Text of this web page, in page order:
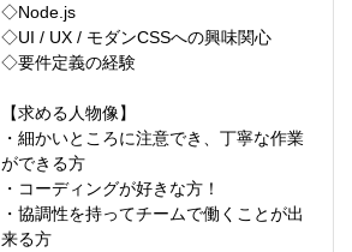
◇Node.js
◇UI / UX / モダンCSSへの興味関心
◇要件定義の経験
【求める人物像】
・細かいところに注意でき、丁寧な作業
ができる方
・コーディングが好きな方！
・協調性を持ってチームで働くことが出
来る方